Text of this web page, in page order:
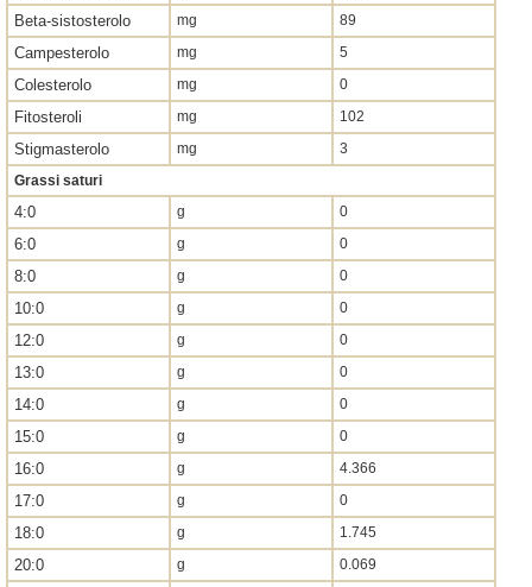
Beta-sistosterolo mg 89
Campesterolo mg 5
Colesterolo mg 0
Fitosteroli mg 102
Stigmasterolo mg
3
Grassi saturi
4:0 g 0
6:0 g 0
8:0 g 0
10:0 g 0
12:0 g 0
13:0 g 0
14:0 g 0
15:0 g 0
16:0 g 4.366
17:0 g 0
18:0 g 1.745
20:0 g 0.069